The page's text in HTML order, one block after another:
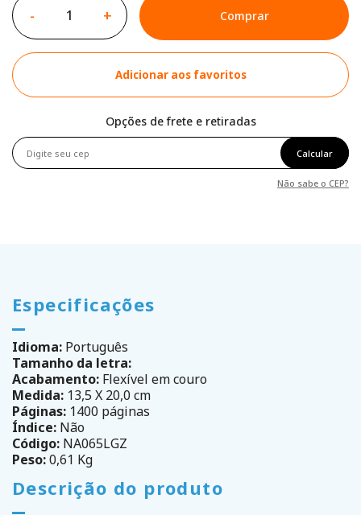
- + Comprar
Adicionar aos favoritos
Opções de frete e retiradas
Calcular
Não sabe o CEP?
Especificações
Idioma: Português
Tamanho da letra:
Acabamento: Flexível em couro
Medida: 13,5 X 20,0 cm
Páginas: 1400 páginas
Índice: Não
Código: NA065LGZ
Peso:0,61 Kg
Descrição do produto